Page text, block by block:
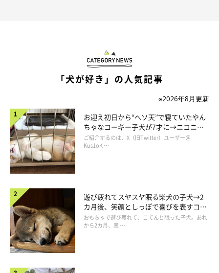
。やはり男の子らしい名前は人気のようですね！
「犬が好き」の人気記事
※2026年8月更新
お迎え初日から“ヘソ天”で寝ていたやん
ちゃなコーギー子犬が7才に→ニコニ
コ“コーギースマイル”が魅力のコに成
長！
ご紹介するのは、X（旧Twitter）ユーザー＠
Kus1oK …
遊び疲れてスヤスヤ眠る柴犬の子犬→2
カ月後、笑顔としっぽで喜びを表すコに
成長！
おもちゃで遊び疲れて、こてんと眠った子犬。あれ
から2カ月、表 …